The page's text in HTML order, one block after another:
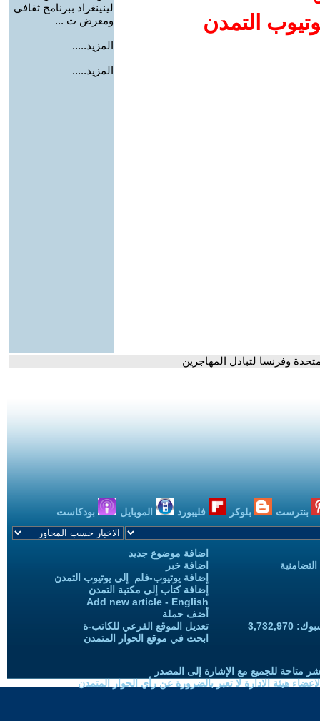
التمدن
لينينغراد ببرنامج ثقافي
ومعرض ت ...
المزيد.....
المزيد.....
وفرنسا لتبادل المهاجرين
بنترست بلوكر فليبورد الموبايل بودكاست
اضافة موضوع جديد
اضافة خبر
إضافة يوتيوب-فلم إلى يوتيوب التمدن
إضافة كتاب إلى مكتبة التمدن
Add new article - English
أضف حملة
تعديل الموقع الفرعي للكاتب-ة
ابحث في موقع الحوار المتمدن
متاحة للجميع مع الإشارة إلى المصدر
هيئة الادارة لا تعبر بالضرورة عن رأي الحوار المتمدن